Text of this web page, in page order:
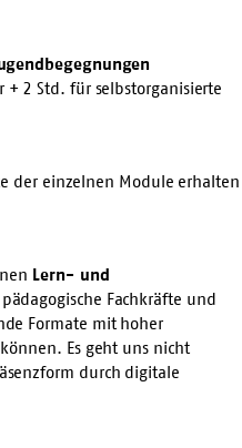
+ 2 Std. für selbstorganisierte
der einzelnen Module erhalten
Lern- und
Fachkräfte und
Formate mit hoher
Es geht uns nicht
durch digitale